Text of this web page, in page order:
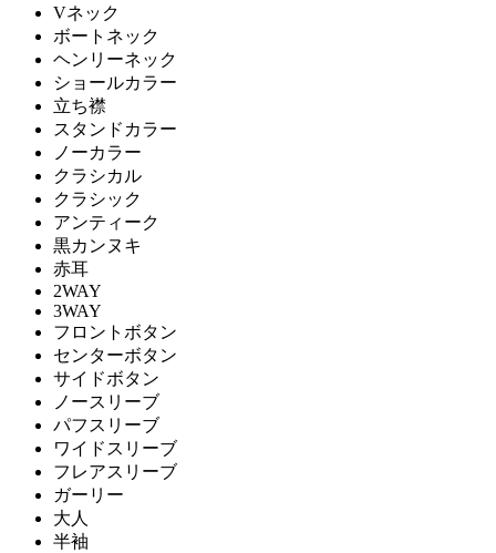
Vネック
ボートネック
ヘンリーネック
ショールカラー
立ち襟
スタンドカラー
ノーカラー
クラシカル
クラシック
アンティーク
黒カンヌキ
赤耳
2WAY
3WAY
フロントボタン
センターボタン
サイドボタン
ノースリーブ
パフスリーブ
ワイドスリーブ
フレアスリーブ
ガーリー
大人
半袖